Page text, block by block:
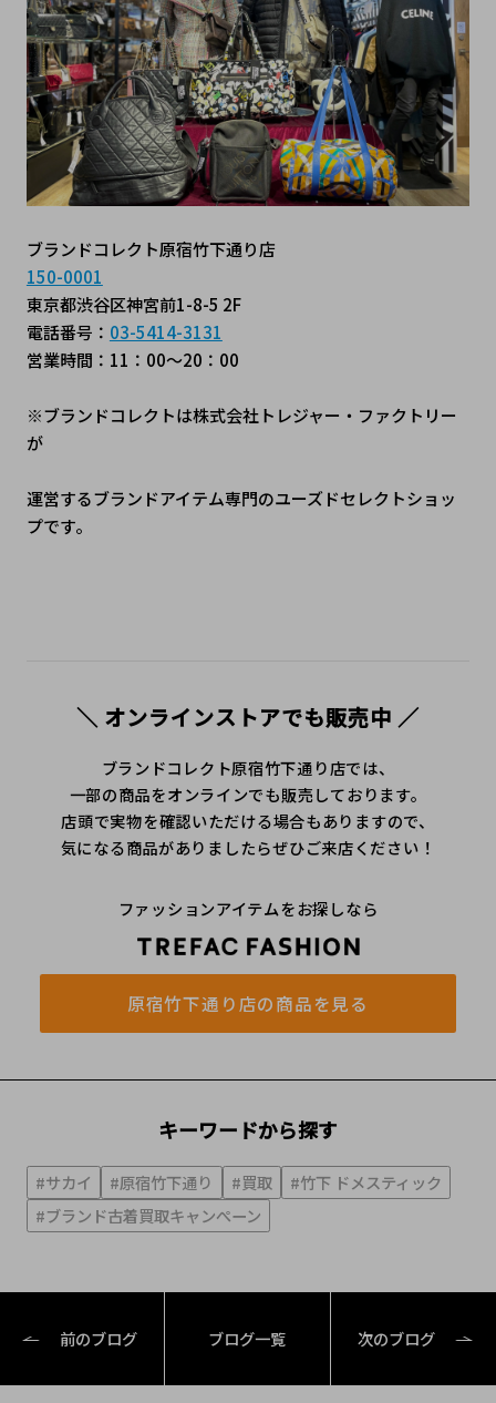
ブランドコレクト原宿竹下通り店
150-0001
東京都渋谷区神宮前1-8-5 2F
電話番号： 03-5414-3131
営業時間：11：00～20：00
※ブランドコレクトは株式会社トレジャー・ファクトリー
が
運営するブランドアイテム専門のユーズドセレクトショッ
プです。
＼ オンラインストアでも販売中 ／
ブランドコレクト原宿竹下通り店では、
一部の商品をオンラインでも販売しております。
店頭で実物を確認いただける場合もありますので、
気になる商品がありましたらぜひご来店ください！
ファッションアイテムをお探しなら
原宿竹下通り店の商品を見る
キーワードから探す
#サカイ #原宿竹下通り #買取
#竹下 ドメスティック
#ブランド古着買取キャンぺーン
前のブログ ブログ一覧 次のブログ